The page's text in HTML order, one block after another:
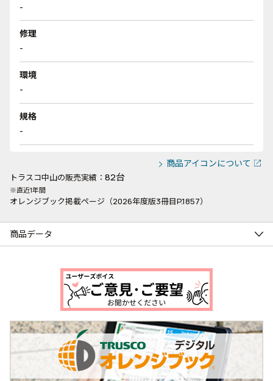
-
修理
-
環境
-
規格
-
商品アイコンについて
トラスコ中山の販売実績： 82台
※直近1年間
オレンジブック掲載ページ（2026年度版3冊目P.1857）
商品データ